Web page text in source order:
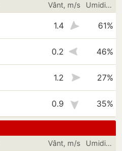
Vânt, m/s Umiditate
1.4 61%
0.2 46%
1.2 27%
0.9 35%
Vânt, m/s Umiditate